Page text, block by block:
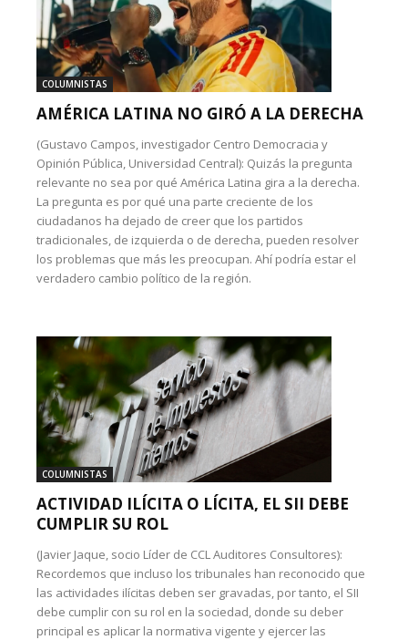
COLUMNISTAS
AMÉRICA LATINA NO GIRÓ A LA DERECHA
(Gustavo Campos, investigador Centro Democracia y
Opinión Pública, Universidad Central): Quizás la pregunta
relevante no sea por qué América Latina gira a la derecha.
La pregunta es por qué una parte creciente de los
ciudadanos ha dejado de creer que los partidos
tradicionales, de izquierda o de derecha, pueden resolver
los problemas que más les preocupan. Ahí podría estar el
verdadero cambio político de la región.
COLUMNISTAS
ACTIVIDAD ILÍCITA O LÍCITA, EL SII DEBE
CUMPLIR SU ROL
(Javier Jaque, socio Líder de CCL Auditores Consultores):
Recordemos que incluso los tribunales han reconocido que
las actividades ilícitas deben ser gravadas, por tanto, el SII
debe cumplir con su rol en la sociedad, donde su deber
principal es aplicar la normativa vigente y ejercer las